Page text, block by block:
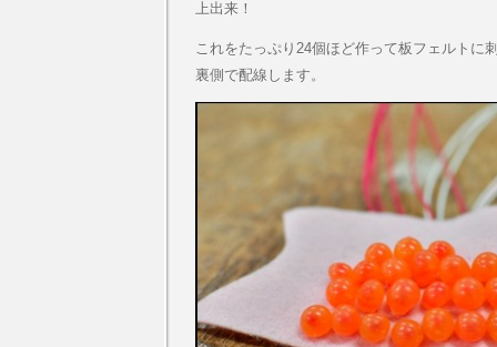
上出来！
これをたっぷり24個ほど作って板フェルトに
裏側で配線します。